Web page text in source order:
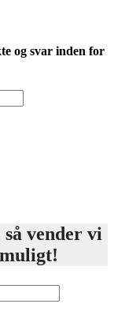
og svar inden for
vender vi